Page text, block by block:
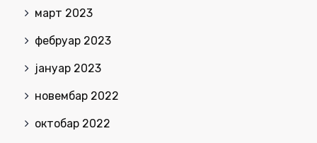
март 2023
фебруар 2023
јануар 2023
новембар 2022
октобар 2022